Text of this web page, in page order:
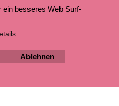
ein besseres Web Surf-
...
Ablehnen